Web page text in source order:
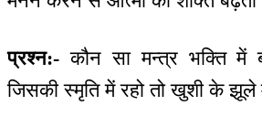
प्रश्न:- कौन सा मन्‍त्र भक्ति में
जिसकी स्मृति में रहो तो खुशी के